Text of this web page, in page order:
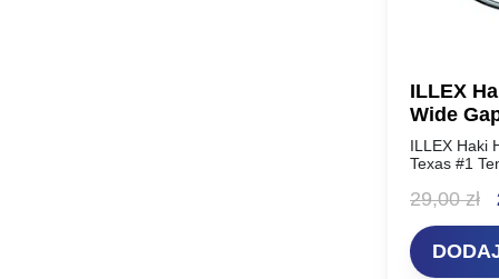
ILLEX
Wide
ILLEX Haki
Texas #1
który
29,00zł